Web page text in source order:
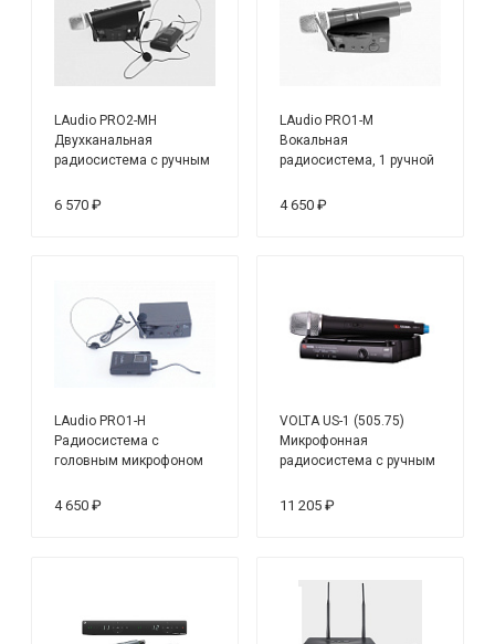
LAudio PRO2-MH
Двухканальная
радиосистема с ручным
головным микрофоном
6 570 ₽
LAudio PRO1-M
Вокальная
радиосистема, 1 ручной
4 650 ₽
LAudio PRO1-H
Радиосистема с
головным микрофоном
4 650 ₽
VOLTA US-1 (505.75)
Микрофонная
радиосистема с ручным
микрофоном UHF
Plug&play.
11 205 ₽